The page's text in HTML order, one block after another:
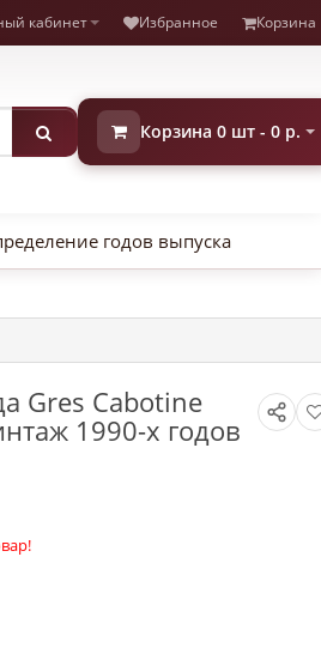
кабинет Избранное Корзина
Корзина 0 шт - 0 р.
годов выпуска
Gres Cabotine
1990-х годов